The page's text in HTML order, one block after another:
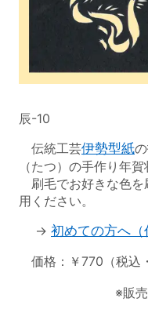
辰-10
伝統工芸伊勢型紙
（たつ）の手作り年賀
刷毛でお好きな色を
用ください。
→ 初めての方へ（
価格：￥770（税込・
※販